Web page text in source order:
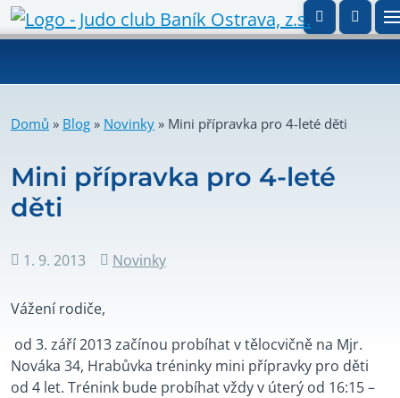
Domů » Blog » Novinky » Mini přípravka pro 4-leté děti
Mini přípravka pro 4-leté
děti
Datum
1. 9. 2013 Rubriky
Novinky
Vážení rodiče,
od 3. září 2013 začínou probíhat v tělocvičně na Mjr.
Nováka 34, Hrabůvka tréninky mini přípravky pro děti
od 4 let. Trénink bude probíhat vždy v úterý od 16:15 –